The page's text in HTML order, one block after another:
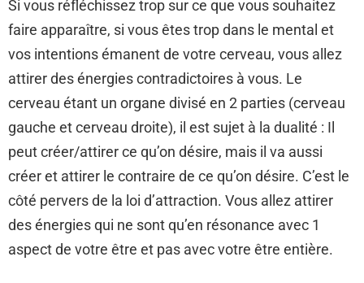
Si vous réfléchissez trop sur ce que vous souhaitez
faire apparaître, si vous êtes trop dans le mental et
vos intentions émanent de votre cerveau, vous allez
attirer des énergies contradictoires à vous. Le
cerveau étant un organe divisé en 2 parties (cerveau
gauche et cerveau droite), il est sujet à la dualité : Il
peut créer/attirer ce qu’on désire, mais il va aussi
créer et attirer le contraire de ce qu’on désire. C’est le
côté pervers de la loi d’attraction. Vous allez attirer
des énergies qui ne sont qu’en résonance avec 1
aspect de votre être et pas avec votre être entière.